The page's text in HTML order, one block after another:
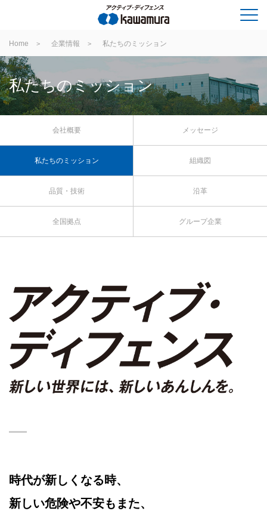
Home 企業情報 私たちのミッション
私たちのミッション
会社概要 メッセージ
私たちのミッション 組織図
品質・技術 沿革
全国拠点 グループ企業
時代が新しくなる時、
新しい危険や不安もまた、